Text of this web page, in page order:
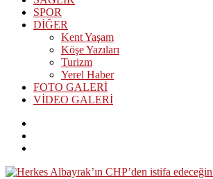
SPOR
DİĞER
Kent Yaşam
Köşe Yazıları
Turizm
Yerel Haber
FOTO GALERİ
VİDEO GALERİ